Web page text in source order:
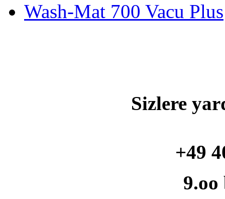
Wash-Mat 700 Vacu Plus
Sizlere
+49
9.oo